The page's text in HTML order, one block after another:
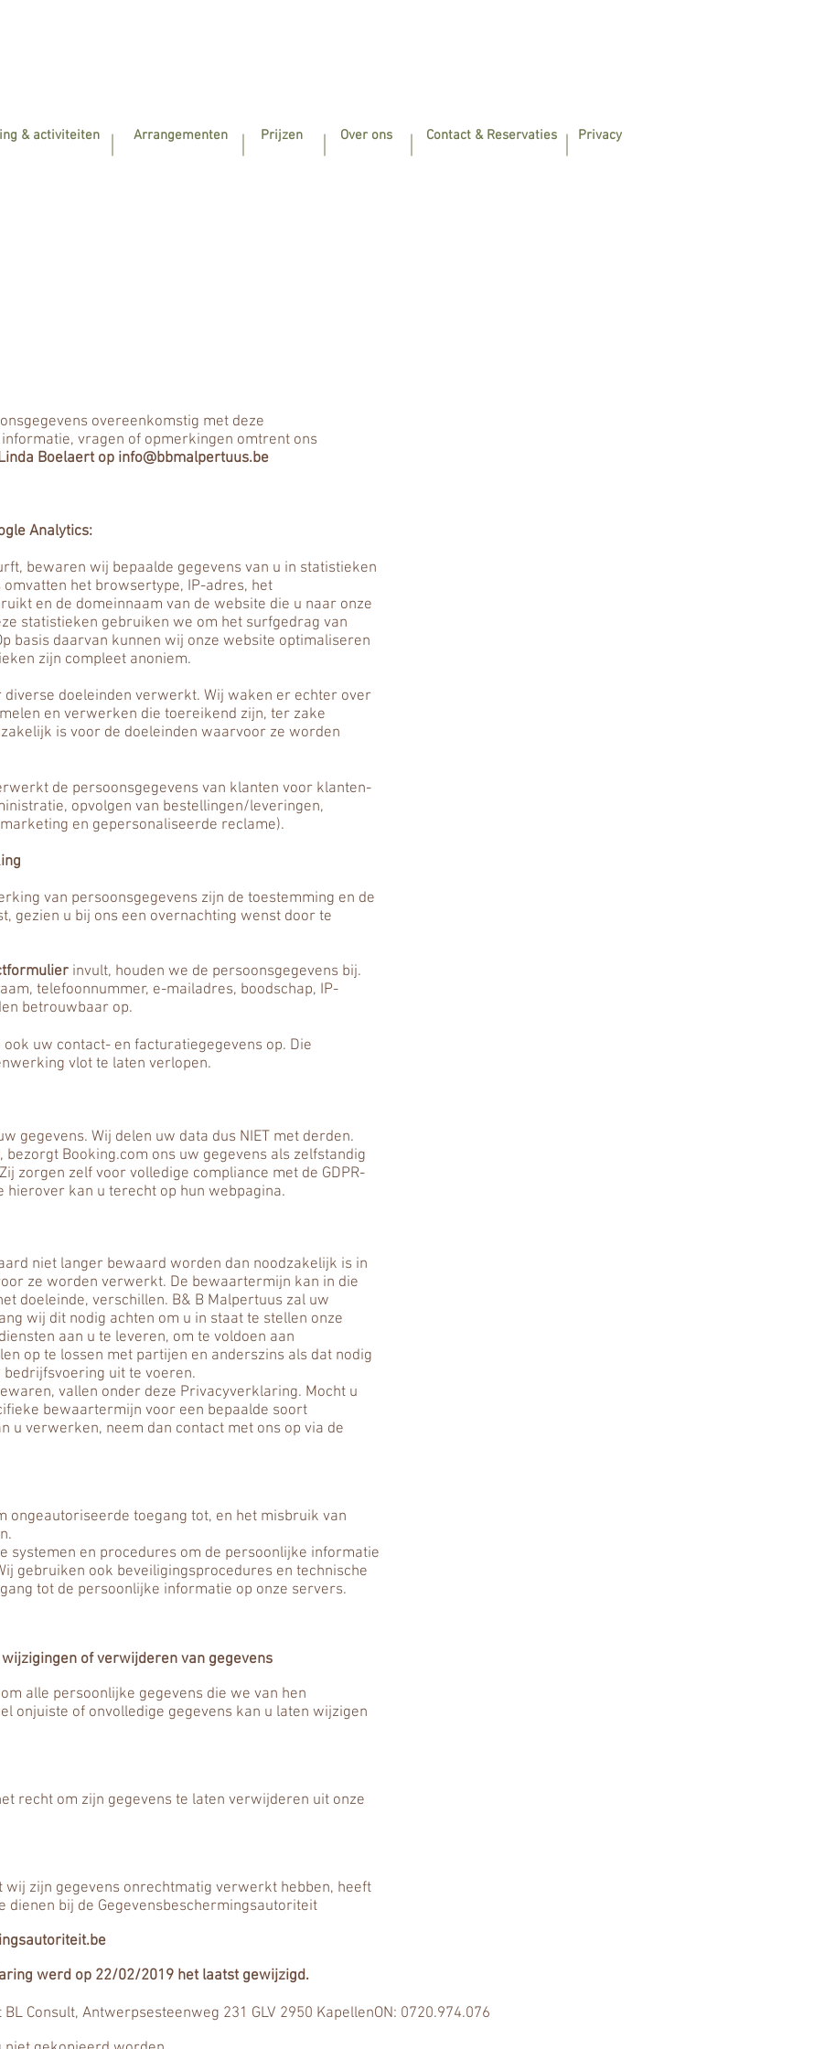
& activiteiten Arrangementen Prijzen Over ons Contact & Reservaties Privacy
overeenkomstig met deze
vragen of opmerkingen omtrent ons
Boelaert op info@bbmalpertuus.be
Analytics:
bewaren wij bepaalde gegevens van u in statistieken
omvatten het browsertype, IP-adres, het
en de domeinnaam van de website die u naar onze
statistieken gebruiken we om het surfgedrag van
basis daarvan kunnen wij onze website optimaliseren
zijn compleet anoniem.
doeleinden verwerkt. Wij waken er echter over
en verwerken die toereikend zijn, ter zake
is voor de doeleinden waarvoor ze worden
de persoonsgegevens van klanten voor klanten-
opvolgen van bestellingen/leveringen,
en gepersonaliseerde reclame).
van persoonsgegevens zijn de toestemming en de
gezien u bij ons een overnachting wenst door te
invult, houden we de persoonsgegevens bij.
telefoonnummer, e-mailadres, boodschap, IP-
betrouwbaar op.
uw contact- en facturatiegegevens op. Die
vlot te laten verlopen.
gegevens. Wij delen uw data dus NIET met derden.
bezorgt Booking.com ons uw gegevens als zelfstandig
zorgen zelf voor volledige compliance met de GDPR-
kan u terecht op hun webpagina.
niet langer bewaard worden dan noodzakelijk is in
ze worden verwerkt. De bewaartermijn kan in die
doeleinde, verschillen. B& B Malpertuus zal uw
wij dit nodig achten om u in staat te stellen onze
aan u te leveren, om te voldoen aan
op te lossen met partijen en anderszins als dat nodig
bedrijfsvoering uit te voeren.
vallen onder deze Privacyverklaring. Mocht u
bewaartermijn voor een bepaalde soort
u verwerken, neem dan contact met ons op via de
ongeautoriseerde toegang tot, en het misbruik van
systemen en procedures om de persoonlijke informatie
gebruiken ook beveiligingsprocedures en technische
tot de persoonlijke informatie op onze servers.
of verwijderen van gegevens
alle persoonlijke gegevens die we van hen
onjuiste of onvolledige gegevens kan u laten wijzigen
recht om zijn gegevens te laten verwijderen uit onze
wij zijn gegevens onrechtmatig verwerkt hebben, heeft
dienen bij de Gegevensbeschermingsautoriteit
werd op 22/02/2019 het laatst gewijzigd.
Consult, Antwerpsesteenweg 231 GLV 2950 KapellenON: 0720.974.076